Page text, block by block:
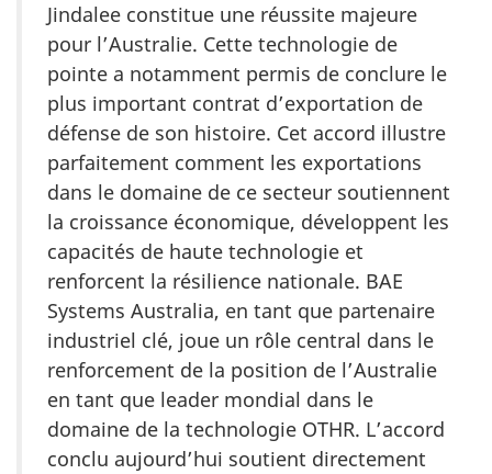
Jindalee constitue une réussite majeure
pour l’Australie. Cette technologie de
pointe a notamment permis de conclure le
plus important contrat d’exportation de
défense de son histoire. Cet accord illustre
parfaitement comment les exportations
dans le domaine de ce secteur soutiennent
la croissance économique, développent les
capacités de haute technologie et
renforcent la résilience nationale. BAE
Systems Australia, en tant que partenaire
industriel clé, joue un rôle central dans le
renforcement de la position de l’Australie
en tant que leader mondial dans le
domaine de la technologie OTHR. L’accord
conclu aujourd’hui soutient directement